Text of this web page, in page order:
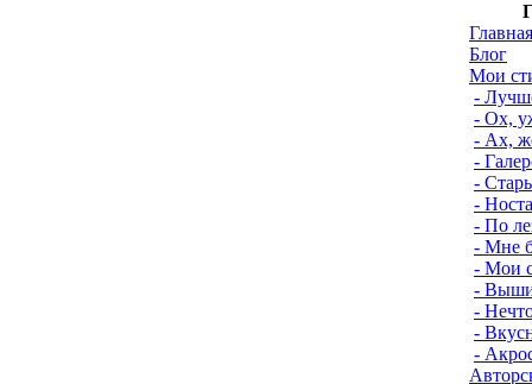
Главная
Блог
Мои
-
- Ох,
- Ах,
-
-
-
- По
- Мне
- Мои
-
-
-
-